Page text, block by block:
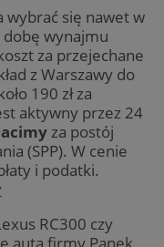
się nawet w
dobę wynajmu
za przejechane
z Warszawy do
190 zł za
aktywny przez 24
za postój
(SPP). W cenie
i podatki.
RC300 czy